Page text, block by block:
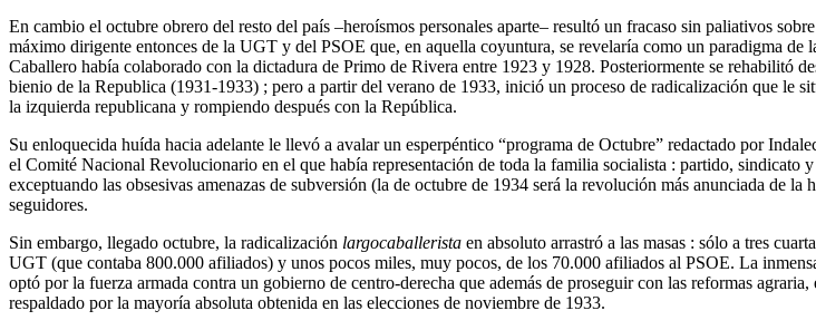
En cambio el octubre obrero del resto del país –heroísmos personales aparte– resultó un fracaso sin paliativos
máximo dirigente entonces de la UGT y del PSOE que, en aquella coyuntura, se revelaría como un paradigma
Caballero había colaborado con la dictadura de Primo de Rivera entre 1923 y 1928. Posteriormente se rehabilitó
bienio de la Republica (1931-1933) ; pero a partir del verano de 1933, inició un proceso de radicalización que le
la izquierda republicana y rompiendo después con la República.
Su enloquecida huída hacia adelante le llevó a avalar un esperpéntico “programa de Octubre” redactado por
el Comité Nacional Revolucionario en el que había representación de toda la familia socialista : partido, sindicato
exceptuando las obsesivas amenazas de subversión (la de octubre de 1934 será la revolución más anunciada de
seguidores.
Sin embargo, llegado octubre, la radicalización largocaballerista en absoluto arrastró a las masas : sólo a tres
UGT (que contaba 800.000 afiliados) y unos pocos miles, muy pocos, de los 70.000 afiliados al PSOE. La
optó por la fuerza armada contra un gobierno de centro-derecha que además de proseguir con las reformas
respaldado por la mayoría absoluta obtenida en las elecciones de noviembre de 1933.